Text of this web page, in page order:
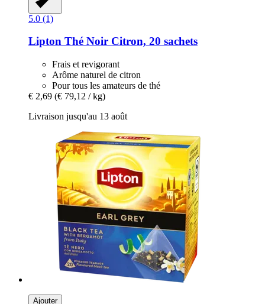
5.0 (1)
Lipton Thé Noir Citron, 20 sachets
Frais et revigorant
Arôme naturel de citron
Pour tous les amateurs de thé
€ 2,69 (€ 79,12 / kg)
Livraison jusqu'au 13 août
Ajouter